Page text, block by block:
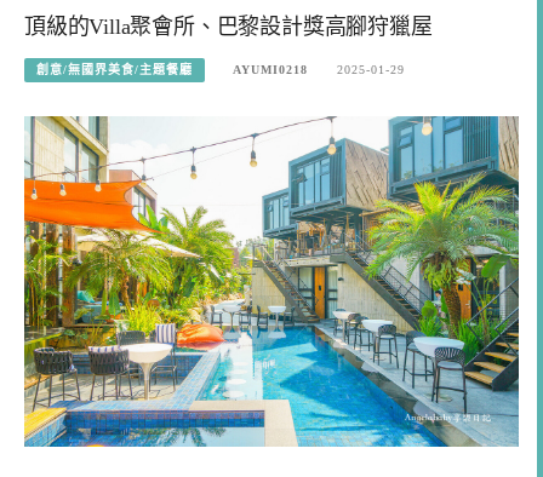
頂級的Villa聚會所、巴黎設計獎高腳狩獵屋
創意/無國界美食/主題餐廳 AYUMI0218 2025-01-29